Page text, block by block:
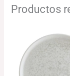
Productos